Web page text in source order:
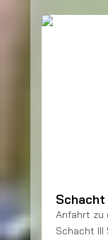
Schacht
Anfahrt zu
Schacht